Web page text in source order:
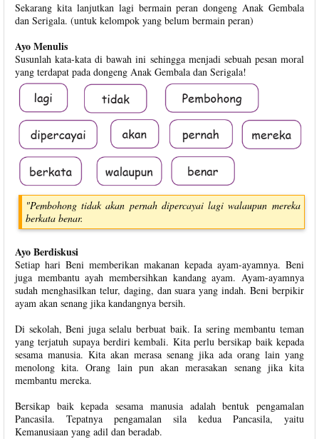
Sekarang kita lanjutkan lagi bermain peran dongeng Anak Gembala
dan Serigala. (untuk kelompok yang belum bermain peran)
Ayo Menulis
Susunlah kata-kata di bawah ini sehingga menjadi sebuah pesan moral
yang terdapat pada dongeng Anak Gembala dan Serigala!
"Pembohong tidak akan pernah dipercayai lagi walaupun mereka
berkata benar.
Ayo Berdiskusi
Setiap hari Beni memberikan makanan kepada ayam-ayamnya. Beni
juga membantu ayah membersihkan kandang ayam. Ayam-ayamnya
sudah menghasilkan telur, daging, dan suara yang indah. Beni berpikir
ayam akan senang jika kandangnya bersih.
Di sekolah, Beni juga selalu berbuat baik. Ia sering membantu teman
yang terjatuh supaya berdiri kembali. Kita perlu bersikap baik kepada
sesama manusia. Kita akan merasa senang jika ada orang lain yang
menolong kita. Orang lain pun akan merasakan senang jika kita
membantu mereka.
Bersikap baik kepada sesama manusia adalah bentuk pengamalan
Pancasila. Tepatnya pengamalan sila kedua Pancasila, yaitu
Kemanusiaan yang adil dan beradab.